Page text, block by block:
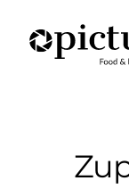
content